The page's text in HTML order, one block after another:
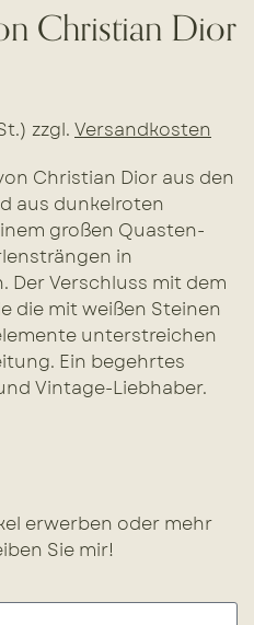
Christian Dior
zzgl. Versandkosten
Christian Dior aus den
aus dunkelroten
großen Quasten-
in
Der Verschluss mit dem
die mit weißen Steinen
unterstreichen
Ein begehrtes
Vintage-Liebhaber.
erwerben oder mehr
Sie mir!